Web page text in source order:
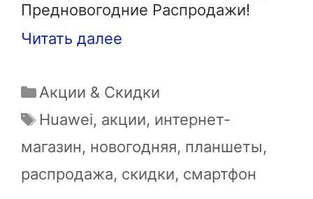
Предновогодние Распродажи!
Читать далее
Рубрики
Акции & Скидки
Метки
Huawei, акции, интернет-
магазин, новогодняя, планшеты,
распродажа, скидки, смартфон